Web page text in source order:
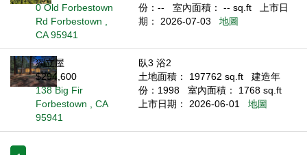
0 Old Forbestown
Rd Forbestown ,
CA 95941
份：--
室內面積： -- sq.ft
上市日
期： 2026-07-03
地圖
獨立屋
$294,600
138 Big Fir
Forbestown , CA
95941
臥3 浴2
土地面積： 197762 sq.ft
建造年
份：1998
室內面積： 1768 sq.ft
上市日期： 2026-06-01
地圖